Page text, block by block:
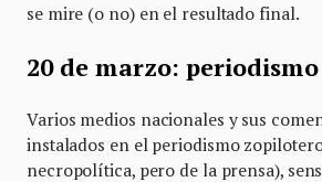
se mire (o no) en el resultado final.
20 de marzo:
Varios medios nacionales y sus
instalados en el periodismo
necropolítica, pero de la prensa),